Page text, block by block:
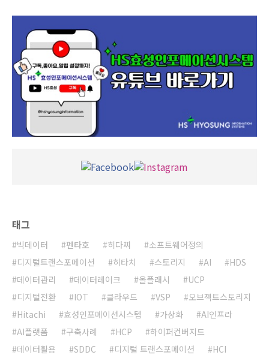
태그
빅데이터 펜타호 히다찌
소프트웨어정의
디지털트랜스포메이션
히타치 스토리지 AI
HDS
데이터관리
데이터레이크 올플래시
UCP
디지털전환
IOT 클라우드 VSP
오브젝트스토리지
Hitachi
효성인포메이션시스템 가상화
AI인프라
AI플랫폼
구축사례 HCP
하이퍼컨버지드
데이터활용
SDDC 디지털 트랜스포메이션 HCI